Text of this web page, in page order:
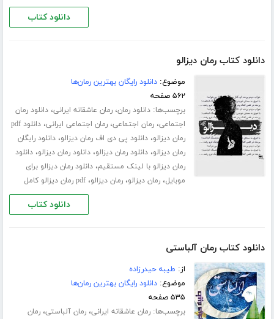
دانلود کتاب
دانلود کتاب رمان دیزالو
موضوع:دانلود رایگان بهترین رمان‌ها
۵۶۲ صفحه
برچسب‌ها:دانلود رمان،رمان عاشقانه ایرانی،دانلود رمان
اجتماعی،رمان اجتماعی،رمان اجتماعی ایرانی،
دانلود pdf
رمان دیزالو،دانلود پی دی اف رمان دیزالو،دانلود رایگان
رمان دیزالو،دانلود رمان دیزالو،دانلود رمان دیزالو،دانلود
رمان دیزالو با لینک مستقیم،دانلود رمان دیزالو برای
موبایل،رمان دیزالو،رمان دیزالو،pdf رمان دیزالو کامل
دانلود کتاب
دانلود کتاب رمان آلباستی
از: طیبه حیدرزاده
موضوع:دانلود رایگان بهترین رمان‌ها
۵۳۵ صفحه
برچسب‌ها:رمان عاشقانه ایرانی،رمان آلباستی،رمان